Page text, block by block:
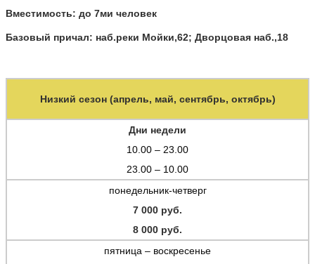
Вместимость: до 7ми человек
Базовый причал: наб.реки Мойки,62; Дворцовая наб.,18
Низкий сезон (апрель, май, сентябрь, октябрь)
Дни недели
10.00 – 23.00
23.00 – 10.00
понедельник-четверг
7 000 руб.
8 000 руб.
пятница – воскресенье